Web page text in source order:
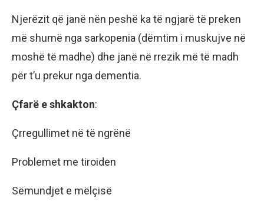
Njerëzit që janë nën peshë ka të ngjarë të preken
më shumë nga sarkopenia (dëmtim i muskujve në
moshë të madhe) dhe janë në rrezik më të madh
për t’u prekur nga dementia.
Çfarë e shkakton:
Çrregullimet në të ngrënë
Problemet me tiroiden
Sëmundjet e mëlçisë